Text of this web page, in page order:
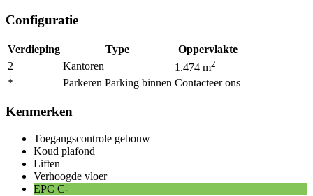
Configuratie
Verdieping Type
Oppervlakte
2
Kantoren 1.474 m2
* Parkeren Parking binnen Contacteer ons
Kenmerken
Toegangscontrole gebouw
Koud plafond
Liften
Verhoogde vloer
EPC C-